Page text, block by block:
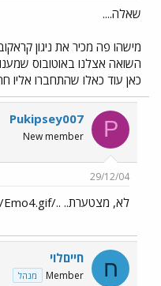
א
שאלה....
מישהו פה מכיר את ניגון
השואה אצלנו באוטובוס
כאן עוד כאלו שהתחברו אליו
P
Pukipsey007
New member
29/12/04
לא, מצטערת.. ../images/Emo4.gif
ח חייםלוי
Member מנהל